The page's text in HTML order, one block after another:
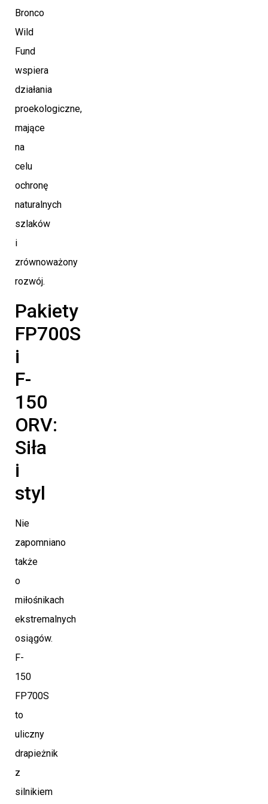
Bronco
Wild
Fund
wspiera
działania
proekologiczne,
mające
na
celu
ochronę
naturalnych
szlaków
i
zrównoważony
rozwój.
Pakiety
FP700S
i
F-
150
ORV:
Siła
i
styl
Nie
zapomniano
także
o
miłośnikach
ekstremalnych
osiągów.
F-
150
FP700S
to
uliczny
drapieżnik
z
silnikiem